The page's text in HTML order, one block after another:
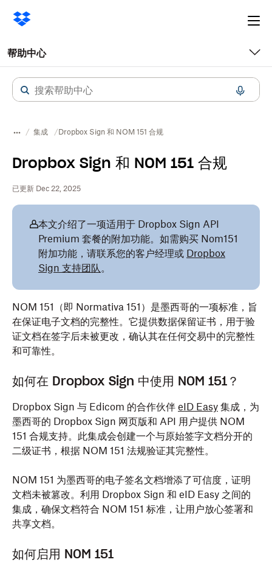
帮助中心
集成 Dropbox Sign 和 NOM 151 合规
Dropbox Sign 和 NOM 151 合规
已更新 Dec 22, 2025
本文介绍了一项适用于 Dropbox Sign API
Premium 套餐的附加功能。如需购买 Nom151
附加功能，请联系您的客户经理或 Dropbox
Sign 支持团队。
NOM 151（即 Normativa 151）是墨西哥的一项标准，旨
在保证电子文档的完整性。它提供数据保留证书，用于验
证文档在签字后未被更改，确认其在任何交易中的完整性
和可靠性。
如何在 Dropbox Sign 中使用 NOM 151？
Dropbox Sign 与 Edicom 的合作伙伴 eID Easy 集成，为
墨西哥的 Dropbox Sign 网页版和 API 用户提供 NOM
151 合规支持。此集成会创建一个与原始签字文档分开的
二级证书，根据 NOM 151 法规验证其完整性。
NOM 151 为墨西哥的电子签名文档增添了可信度，证明
文档未被篡改。利用 Dropbox Sign 和 eID Easy 之间的
集成，确保文档符合 NOM 151 标准，让用户放心签署和
共享文档。
如何启用 NOM 151